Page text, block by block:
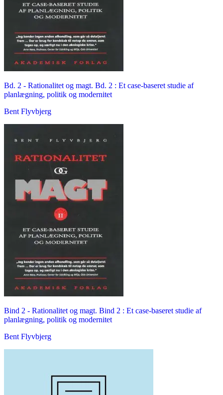
Bd. 2 - Rationalitet og magt. Bd. 2 : Et case-baseret studie af
planlægning, politik og modernitet
Bent Flyvbjerg
Bind 2 - Rationalitet og magt. Bind 2 : Et case-baseret studie af
planlægning, politik og modernitet
Bent Flyvbjerg